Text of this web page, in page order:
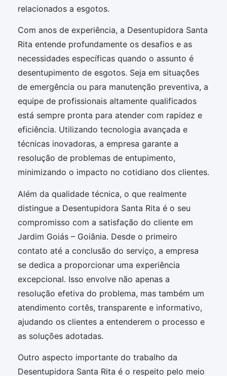
relacionados a esgotos.
Com anos de experiência, a Desentupidora Santa
Rita entende profundamente os desafios e as
necessidades específicas quando o assunto é
desentupimento de esgotos. Seja em situações
de emergência ou para manutenção preventiva, a
equipe de profissionais altamente qualificados
está sempre pronta para atender com rapidez e
eficiência. Utilizando tecnologia avançada e
técnicas inovadoras, a empresa garante a
resolução de problemas de entupimento,
minimizando o impacto no cotidiano dos clientes.
Além da qualidade técnica, o que realmente
distingue a Desentupidora Santa Rita é o seu
compromisso com a satisfação do cliente em
Jardim Goiás – Goiânia. Desde o primeiro
contato até a conclusão do serviço, a empresa
se dedica a proporcionar uma experiência
excepcional. Isso envolve não apenas a
resolução efetiva do problema, mas também um
atendimento cortês, transparente e informativo,
ajudando os clientes a entenderem o processo e
as soluções adotadas.
Outro aspecto importante do trabalho da
Desentupidora Santa Rita é o respeito pelo meio